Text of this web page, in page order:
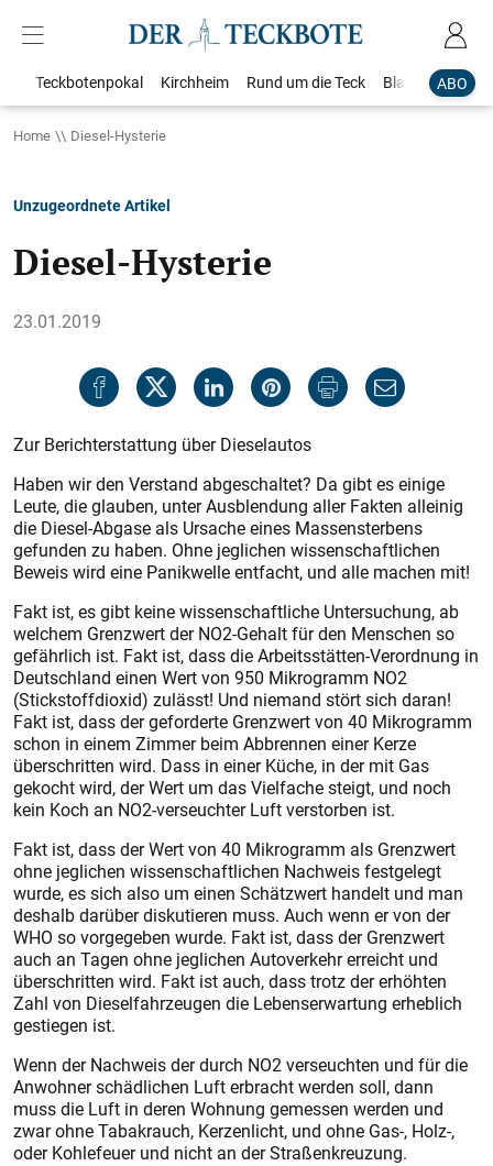
ABO
Teckbotenpokal Kirchheim Rund um die Teck Blaulicht
Home Diesel-Hysterie
Unzugeordnete Artikel
Diesel-Hysterie
23.01.2019
Zur Berichterstattung über Dieselautos
Haben wir den Verstand abgeschaltet? Da gibt es einige
Leute, die glauben, unter Ausblendung aller Fakten alleinig
die Diesel-Abgase als Ursache eines Massensterbens
gefunden zu haben. Ohne jeglichen wissenschaftlichen
Beweis wird eine Panikwelle entfacht, und alle machen mit!
Fakt ist, es gibt keine wissenschaftliche Untersuchung, ab
welchem Grenzwert der NO2-Gehalt für den Menschen so
gefährlich ist. Fakt ist, dass die Arbeitsstätten-Verordnung in
Deutschland einen Wert von 950 Mikrogramm NO2
(Stickstoffdioxid) zulässt! Und niemand stört sich daran!
Fakt ist, dass der geforderte Grenzwert von 40 Mikrogramm
schon in einem Zimmer beim Abbrennen einer Kerze
überschritten wird. Dass in einer Küche, in der mit Gas
gekocht wird, der Wert um das Vielfache steigt, und noch
kein Koch an NO2-verseuchter Luft verstorben ist.
Fakt ist, dass der Wert von 40 Mikrogramm als Grenzwert
ohne jeglichen wissenschaftlichen Nachweis festgelegt
wurde, es sich also um einen Schätzwert handelt und man
deshalb darüber diskutieren muss. Auch wenn er von der
WHO so vorgegeben wurde. Fakt ist, dass der Grenzwert
auch an Tagen ohne jeglichen Autoverkehr erreicht und
überschritten wird. Fakt ist auch, dass trotz der erhöhten
Zahl von Dieselfahrzeugen die Lebenserwartung erheblich
gestiegen ist.
Wenn der Nachweis der durch NO2 verseuchten und für die
Anwohner schädlichen Luft erbracht werden soll, dann
muss die Luft in deren Wohnung gemessen werden und
zwar ohne Tabakrauch, Kerzenlicht, und ohne Gas-, Holz-,
oder Kohlefeuer und nicht an der Straßenkreuzung.